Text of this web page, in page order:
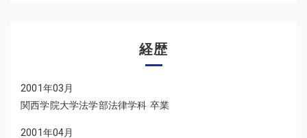
経歴
2001年03月
関西学院大学法学部法律学科 卒業
2001年04月